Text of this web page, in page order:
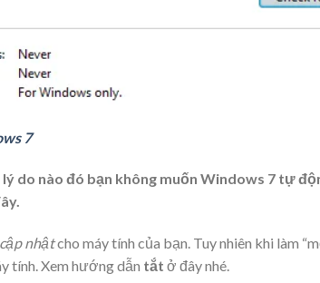
7
do nào đó bạn không muốn Windows 7 tự
nhậtcho máy tính của bạn. Tuy nhiên khi làm
tính. Xem hướng dẫn tắt ở đây nhé.